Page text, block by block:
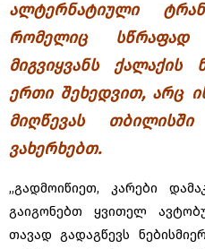
ალტერნატიული
რომელიც
მიგვიყვანს ქალაქის
ერთი შეხედვით, არც
მიღწევას
ვახერხებთ.
,,გადმოიწიეთ, კარები
გაიგონებთ ყვითელ
თავად გადაგწევს